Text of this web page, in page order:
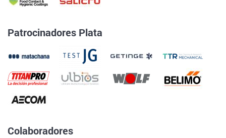
Patrocinadores Plata
Colaboradores